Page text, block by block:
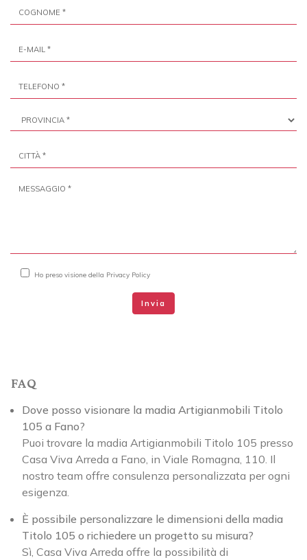
Ho preso visione della Privacy Policy
Invia
FAQ
Dove posso visionare la madia Artigianmobili Titolo
105 a Fano?
Puoi trovare la madia Artigianmobili Titolo 105 presso
Casa Viva Arreda a Fano, in Viale Romagna, 110. Il
nostro team offre consulenza personalizzata per ogni
esigenza.
È possibile personalizzare le dimensioni della madia
Titolo 105 o richiedere un progetto su misura?
Sì, Casa Viva Arreda offre la possibilità di